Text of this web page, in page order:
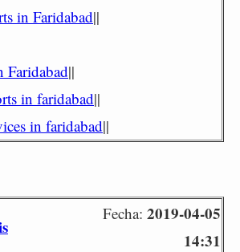
in Faridabad||
Faridabad||
in faridabad||
in faridabad||
Fecha: 2019-04-05
14:31